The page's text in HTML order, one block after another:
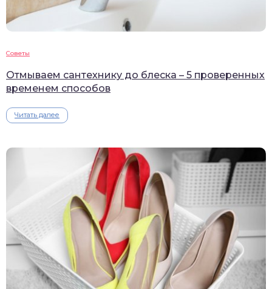
Советы
Отмываем сантехнику до блеска – 5 проверенных
временем способов
Читать далее